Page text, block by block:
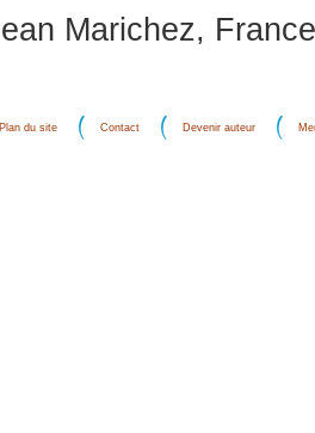
Marichez,
Plan du site Contact Devenir auteur